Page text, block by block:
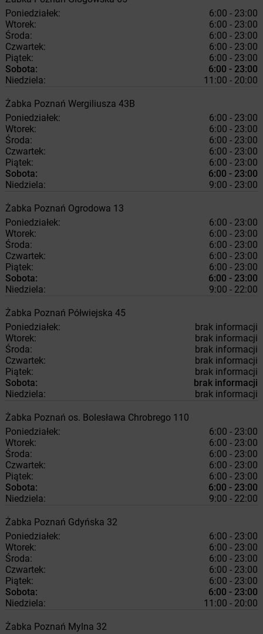
Poniedziałek:
6:00 - 23:00
Wtorek:
6:00 - 23:00
Środa:
6:00 - 23:00
Czwartek:
6:00 - 23:00
Piątek:
6:00 - 23:00
Sobota:
6:00 - 23:00
Niedziela:
11:00 - 20:00
Żabka Poznań Wergiliusza 43B
Poniedziałek:
6:00 - 23:00
Wtorek:
6:00 - 23:00
Środa:
6:00 - 23:00
Czwartek:
6:00 - 23:00
Piątek:
6:00 - 23:00
Sobota:
6:00 - 23:00
Niedziela:
9:00 - 23:00
Żabka Poznań Ogrodowa 13
Poniedziałek:
6:00 - 23:00
Wtorek:
6:00 - 23:00
Środa:
6:00 - 23:00
Czwartek:
6:00 - 23:00
Piątek:
6:00 - 23:00
Sobota:
6:00 - 23:00
Niedziela:
9:00 - 22:00
Żabka Poznań Półwiejska 45
Poniedziałek:
brak informacji
Wtorek:
brak informacji
Środa:
brak informacji
Czwartek:
brak informacji
Piątek:
brak informacji
Sobota:
brak informacji
Niedziela:
brak informacji
Żabka Poznań os. Bolesława Chrobrego 110
Poniedziałek:
6:00 - 23:00
Wtorek:
6:00 - 23:00
Środa:
6:00 - 23:00
Czwartek:
6:00 - 23:00
Piątek:
6:00 - 23:00
Sobota:
6:00 - 23:00
Niedziela:
9:00 - 22:00
Żabka Poznań Gdyńska 32
Poniedziałek:
6:00 - 23:00
Wtorek:
6:00 - 23:00
Środa:
6:00 - 23:00
Czwartek:
6:00 - 23:00
Piątek:
6:00 - 23:00
Sobota:
6:00 - 23:00
Niedziela:
11:00 - 20:00
Żabka Poznań Mylna 32